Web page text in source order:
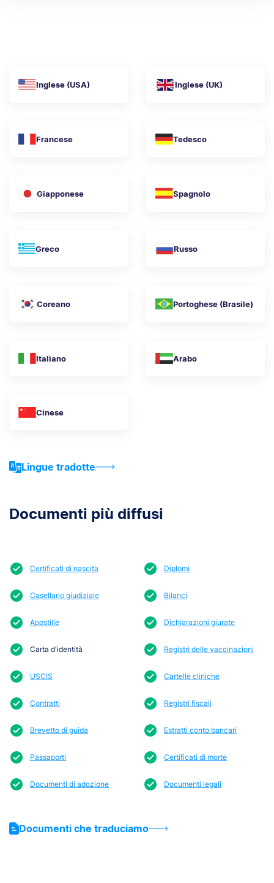
Inglese (USA) Inglese (UK)
Francese Tedesco
Giapponese Spagnolo
Greco Russo
Coreano Portoghese (Brasile)
Italiano Arabo
Cinese
Lingue tradotte
Documenti più diffusi
Certificati di nascita Diplomi
Casellario giudiziale Bilanci
Apostille Dichiarazioni giurate
Carta d'identità Registri delle vaccinazioni
USCIS Cartelle cliniche
Contratti Registri fiscali
Brevetto di guida Estratti conto bancari
Passaporti Certificati di morte
Documenti di adozione Documenti legali
Documenti che traduciamo